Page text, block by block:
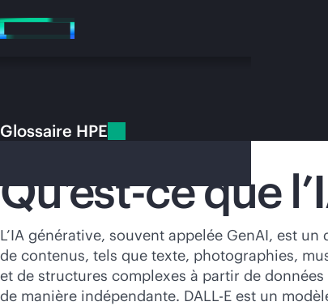
au
contenu
Glossaire HPE
Qu’est-ce que
L’IA générative, souvent appelée GenAI, est
de contenus, tels que texte, photographies,
et de structures complexes à partir de
de manière indépendante. DALL-E est un